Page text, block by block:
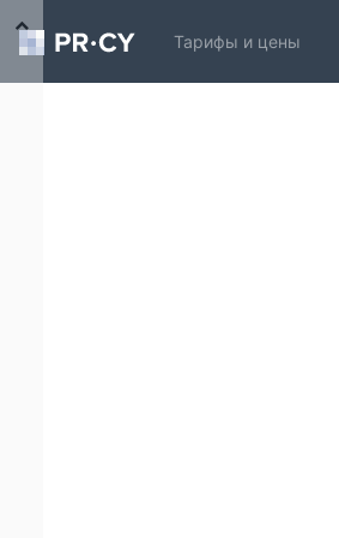
Тарифы и цены